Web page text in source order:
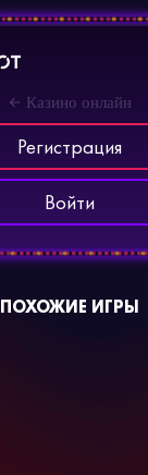
Казино онлайн
Регистрация
Войти
ПОХОЖИЕ ИГРЫ